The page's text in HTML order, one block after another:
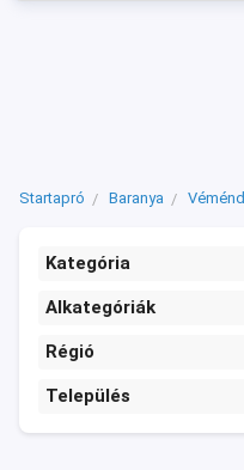
Startapró Baranya Véménd
Kategória
Alkategóriák
Régió
Település